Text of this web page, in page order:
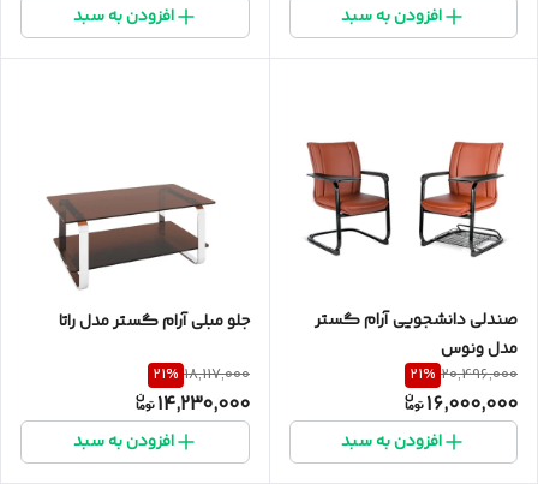
افزودن به سبد افزودن به سبد
صندلی دانشجویی آرام گستر
مدل ونوس
20,496,000
21%
16,000,000
افزودن به سبد
جلو مبلی آرام گستر مدل راتا
18,117,000
21%
14,230,000
افزودن به سبد